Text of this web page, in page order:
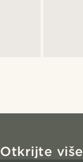
Otkrijte više